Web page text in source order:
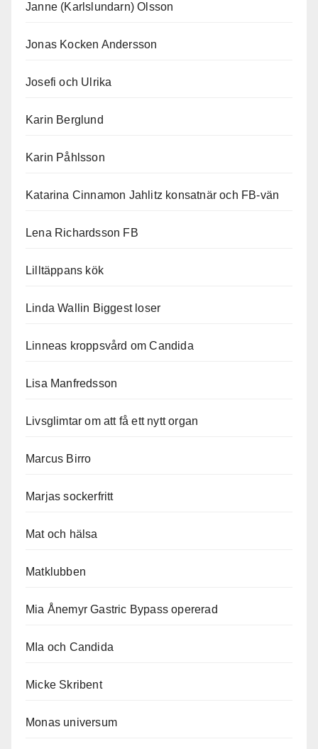
Janne (Karlslundarn) Olsson
Jonas Kocken Andersson
Josefi och Ulrika
Karin Berglund
Karin Påhlsson
Katarina Cinnamon Jahlitz konsatnär och FB-vän
Lena Richardsson FB
Lilltäppans kök
Linda Wallin Biggest loser
Linneas kroppsvård om Candida
Lisa Manfredsson
Livsglimtar om att få ett nytt organ
Marcus Birro
Marjas sockerfritt
Mat och hälsa
Matklubben
Mia Ånemyr Gastric Bypass opererad
MIa och Candida
Micke Skribent
Monas universum